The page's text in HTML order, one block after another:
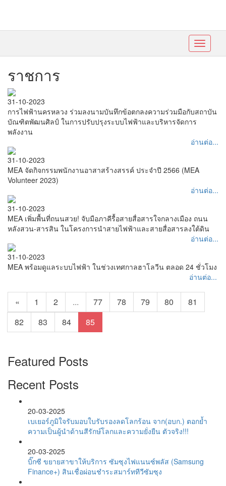
Toggle
ราชการ
31-10-2023
การไฟฟ้านครหลวง ร่วมลงนามบันทึกข้อตกลงความร่วมมือกับสถาบัน
บัณฑิตพัฒนศิลป์ ในการปรับปรุงระบบไฟฟ้าและบริหารจัดการ
พลังงาน
อ่านต่อ...
31-10-2023
MEA จัดกิจกรรมพนักงานอาสาสร้างสรรค์ ประจำปี 2566 (MEA
Volunteer 2023)
อ่านต่อ...
31-10-2023
MEA เพิ่มพื้นที่ถนนสวย! จับมือภาคีรื้อสายสื่อสารใจกลางเมือง ถนน
หลังสวน-สารสิน ในโครงการนำสายไฟฟ้าและสายสื่อสารลงใต้ดิน
อ่านต่อ...
31-10-2023
MEA พร้อมดูแลระบบไฟฟ้า ในช่วงเทศกาลฮาโลวีน ตลอด 24 ชั่วโมง
อ่านต่อ...
« 1 2 ... 77 78 79 80
81
82
83 84 85
Featured Posts
Recent Posts
20-03-2025
เบเยอร์ภูมิใจรับมอบใบรับรองลดโลกร้อน จาก(อบก.) ตอกย้ำ
ความเป็นผู้นำด้านสีรักษ์โลกและความยั่งยืน ตัวจริง!!!
20-03-2025
บิ๊กซี ขยายสาขาให้บริการ ซัมซุงไฟแนนซ์พลัส (Samsung
Finance+) สินเชื่อผ่อนชำระสมาร์ททีวีซัมซุง